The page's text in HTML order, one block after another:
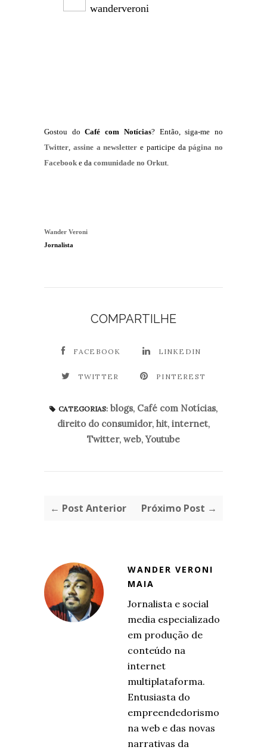
wanderveroni
Gostou doCafé com Notícias? Então, siga-me no
Twitter, assine a newsletter e participe dapágina no
Facebook e da comunidade no Orkut.
Wander Veroni
Jornalista
COMPARTILHE
FACEBOOK LINKEDIN
TWITTER PINTEREST
CATEGORIAS: blogs, Café com Notícias,
direito do consumidor, hit, internet,
Twitter, web,Youtube
← Post Anterior Próximo Post →
WANDER VERONI
MAIA
Jornalista e social
media especializado
em produção de
conteúdo na
internet
multiplataforma.
Entusiasta do
empreendedorismo
na web e das novas
narrativas da